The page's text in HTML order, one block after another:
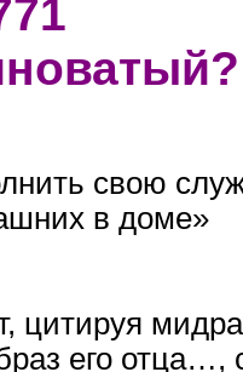
свою
в доме»
цитируя
его отца…,